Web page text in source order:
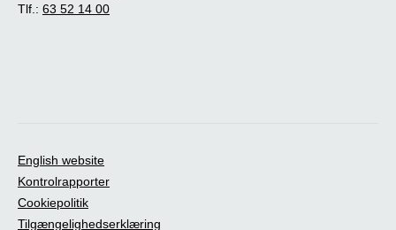
Tlf.: 63 52 14 00
English website
Kontrolrapporter
Cookiepolitik
Tilgængelighedserklæring